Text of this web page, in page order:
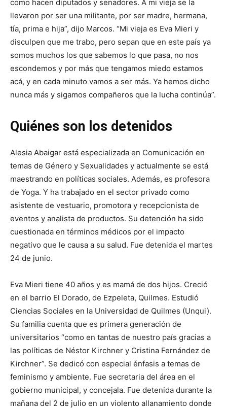
como hacen diputados y senadores. A mi vieja se la
llevaron por ser una militante, por ser madre, hermana,
tía, prima e hija”, dijo Marcos. “Mi vieja es Eva Mieri y
disculpen que me trabo, pero sepan que en este país ya
somos muchos los que sabemos lo que pasa, no nos
escondemos y por más que tengamos miedo estamos
acá, y en cada minuto vamos a ser más. Ya hemos dicho
nunca más y sigamos compañeros que la lucha continúa”.
Quiénes son los detenidos
Alesia Abaigar está especializada en Comunicación en
temas de Género y Sexualidades y actualmente se está
maestrando en políticas sociales. Además, es profesora
de Yoga. Y ha trabajado en el sector privado como
asistente de vestuario, promotora y recepcionista de
eventos y analista de productos. Su detención ha sido
cuestionada en términos médicos por el impacto
negativo que le causa a su salud. Fue detenida el martes
24 de junio.
Eva Mieri tiene 40 años y es mamá de dos hijos. Creció
en el barrio El Dorado, de Ezpeleta, Quilmes. Estudió
Ciencias Sociales en la Universidad de Quilmes (Unqui).
Su familia cuenta que es primera generación de
universitarios “como en tantas de nuestro país gracias a
las políticas de Néstor Kirchner y Cristina Fernández de
Kirchner”. Se dedicó con especial énfasis a temas de
feminismo y ambiente. Fue secretaria del área en el
gobierno municipal, y concejala. Fue detenida durante la
mañana del 2 de julio en un violento allanamiento donde